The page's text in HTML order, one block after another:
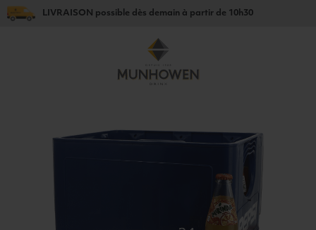
LIVRAISON possible dès demain à partir de 10h30